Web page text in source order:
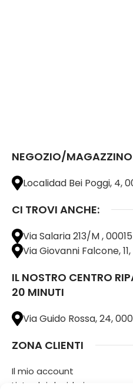
NEGOZIO/
Localidad Bei Poggi, 4,
CI TROVI ANCHE:
Via Salaria 213/M ,
Via Giovanni Falcone,
IL NOSTRO CENTRO
20 MINUTI
Via Guido Rossa, 24,
ZONA CLIENTI
Il mio account
Lista dei desideri